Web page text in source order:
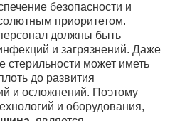
безопасности и
приоритетом.
должны быть
и загрязнений. Даже
стерильности может иметь
до развития
и осложнений. Поэтому
и оборудования,